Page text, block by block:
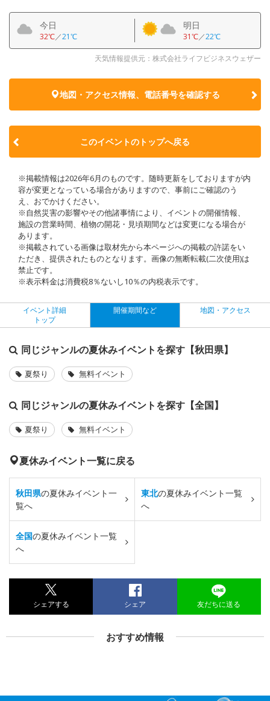
今日
32℃／21℃
明日
31℃／22℃
天気情報提供元：株式会社ライフビジネスウェザー
地図・アクセス情報、電話番号を確認する
このイベントのトップへ戻る
※掲載情報は2026年6月のものです。随時更新をしておりますが内
容が変更となっている場合がありますので、事前にご確認のう
え、おでかけください。
※自然災害の影響やその他諸事情により、イベントの開催情報、
施設の営業時間、植物の開花・見頃期間などは変更になる場合が
あります。
※掲載されている画像は取材先から本ページへの掲載の許諾をい
ただき、提供されたものとなります。画像の無断転載(二次使用)は
禁止です。
※表示料金は消費税8％ないし10％の内税表示です。
イベント詳細
トップ
開催期間など 地図・アクセス
同じジャンルの夏休みイベントを探す【秋田県】
夏祭り 無料イベント
同じジャンルの夏休みイベントを探す【全国】
夏祭り 無料イベント
夏休みイベント一覧に戻る
秋田県の夏休みイベント一
覧へ
東北の夏休みイベント一覧
へ
全国の夏休みイベント一覧
へ
シェアする シェア 友だちに送る
おすすめ情報